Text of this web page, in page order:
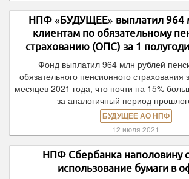
НПФ «БУДУЩЕЕ» выплатил 964
клиентам по обязательному
страхованию (ОПС) за 1
Фонд выплатил 964 млн рублей
обязательного пенсионного страхования
месяцев 2021 года, что почти на 15%
за аналогичный период
БУДУЩЕЕ АО НПФ
12 июля 2021
НПФ Сбербанка наполовину
использование бумаги в